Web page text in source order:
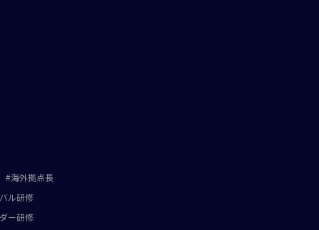
海外拠点長
ル研修
ー研修